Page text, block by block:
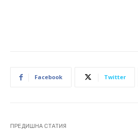
Facebook Twitter
ПРЕДИШНА СТАТИЯ